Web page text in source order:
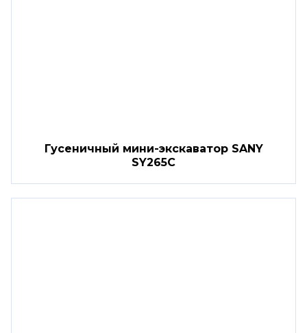
Гусеничный мини-экскаватор SANY
SY265C